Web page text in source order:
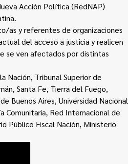
Acción Política (RedNAP)
as y referentes de organizaciones
del acceso a justicia y realicen
se ven afectados por distintas
Nación, Tribunal Superior de
Santa Fe, Tierra del Fuego,
Buenos Aires, Universidad Nacional
Comunitaria, Red Internacional de
Público Fiscal Nación, Ministerio